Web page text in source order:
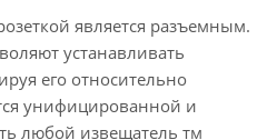
является разъемным.
устанавливать
его относительно
унифицированной и
любой извещатель тм